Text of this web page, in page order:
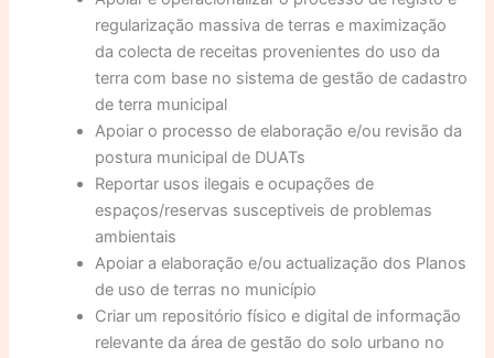
regularização massiva de terras e maximização
da colecta de receitas provenientes do uso da
terra com base no sistema de gestão de cadastro
de terra municipal
Apoiar o processo de elaboração e/ou revisão da
postura municipal de DUATs
Reportar usos ilegais e ocupações de
espaços/reservas susceptiveis de problemas
ambientais
Apoiar a elaboração e/ou actualização dos Planos
de uso de terras no município
Criar um repositório físico e digital de informação
relevante da área de gestão do solo urbano no